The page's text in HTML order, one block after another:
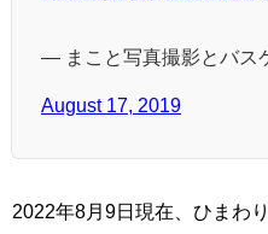
— まこと写真撮影とバス
August 17, 2019
2022年8月9日現在、ひまわ